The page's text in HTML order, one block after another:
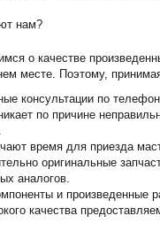
нам?
о качестве
месте. Поэтому,
консультации по
по причине
время для приезда
оригинальные
аналогов.
и произведенные
качества